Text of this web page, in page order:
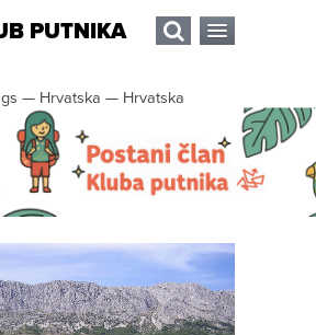
PUTNIKA
— Hrvatska — Hrvatska